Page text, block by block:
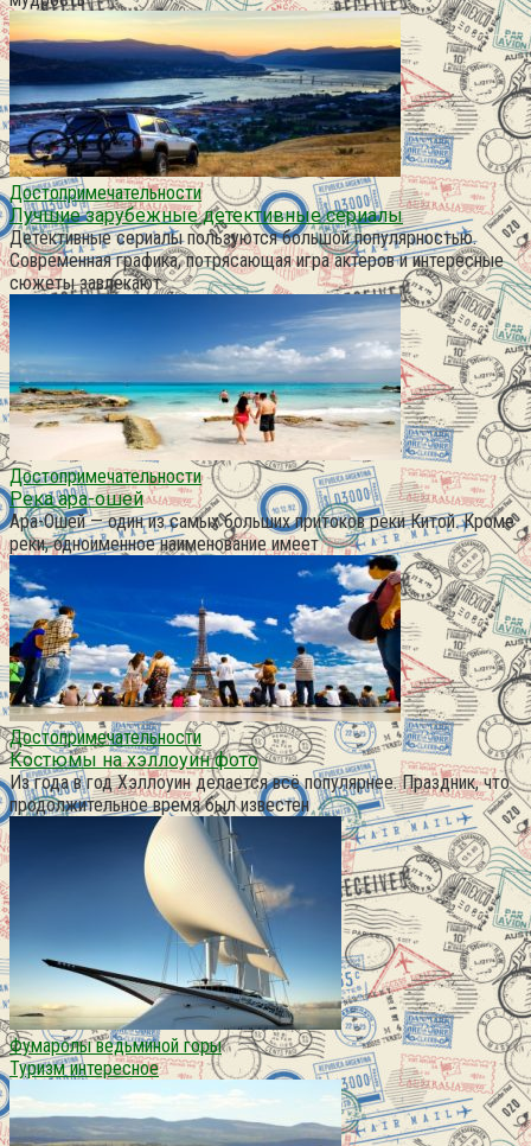
Достопримечательности
Лучшие зарубежные детективные сериалы
Детективные сериалы пользуются большой популярностью.
Современная графика, потрясающая игра актеров и интересные
сюжеты завлекают
Достопримечательности
Река ара-ошей
Ара-Ошей — один из самых больших притоков реки Китой. Кроме
реки, одноименное наименование имеет
Достопримечательности
Костюмы на хэллоуин фото
Из года в год Хэллоуин делается всё популярнее. Праздник, что
продолжительное время был известен
Фумаролы ведьминой горы
Туризм интересное